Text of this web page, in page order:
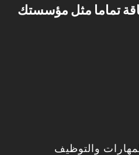
تماما مثل مؤسستك
والتوظيف